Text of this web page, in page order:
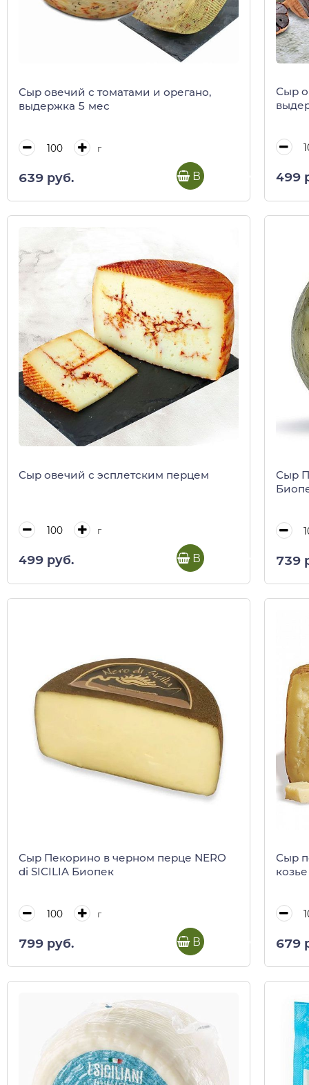
Сыр овечий с томатами и орегано,
выдержка 5 мес
г
639 руб. В корзину
Сыр
499
Сыр овечий с эсплетским перцем
г
499 руб. В корзину
Сыр
739
Сыр Пекорино в черном перце NERO
di SICILIA Биопек
г
799 руб. В корзину
Сыр
679